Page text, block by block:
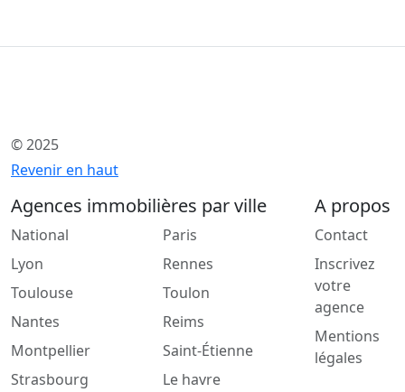
© 2025
Revenir en haut
Agences immobilières par ville
National
Lyon
Toulouse
Nantes
Montpellier
Strasbourg
Paris
Rennes
Toulon
Reims
Saint-Étienne
Le havre
A propos
Contact
Inscrivez
votre
agence
Mentions
légales